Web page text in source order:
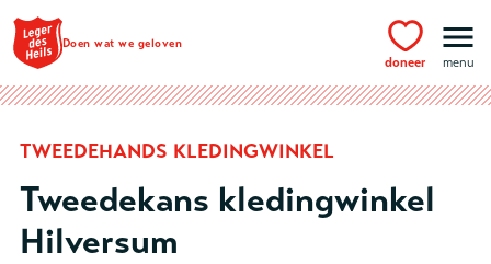
Ga naar hoofdinhoud
Doen wat we geloven
doneer menu
TWEEDEHANDS KLEDINGWINKEL
Tweedekans kledingwinkel
Hilversum